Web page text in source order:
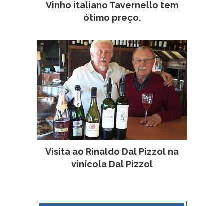
Vinho italiano Tavernello tem
ótimo preço.
Visita ao Rinaldo Dal Pizzol na
vinícola Dal Pizzol